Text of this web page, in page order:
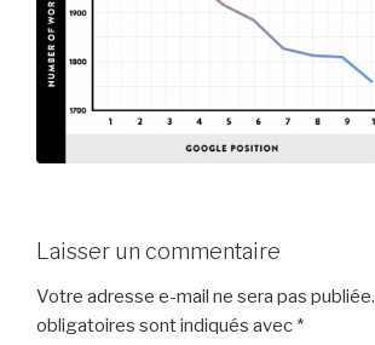
Laisser un commentaire
Votre adresse e-mail ne sera pas publiée.
obligatoires sont indiqués avec *